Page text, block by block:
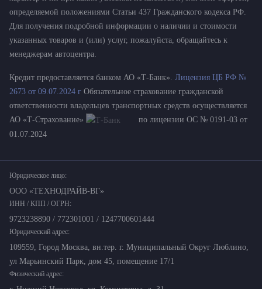
определяемой положениями Статьи 437 Гражданского кодекса РФ.
Для получения подробной информации о наличии и стоимости
указанных товаров и (или) услуг, пожалуйста, обращайтесь к
менеджерам автоцентра.
Кредит предоставляется банком АО «Т-Банк». Лицензия ЦБ РФ №
2673 от 09.07.2024 г Обязательное страхование гражданской
ответственности владельцев транспортных средств осуществляется
АО «Т-Страхование»
по лицензии ОС № 0191-03 от
01.07.2024
Юридическое лицо:
ООО «ТЕХНОДРАЙВ-ВГ»
ИНН / КПП / ОГРН:
9723238890 / 772301001 / 1247700601444
Юридический адрес:
109559, Город Москва, вн.тер. г. Муниципальный Округ Люблино,
ул Марьинский Парк, дом 45, помещение 17/1
Физический адрес: